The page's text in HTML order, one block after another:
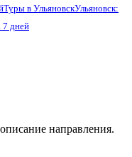
Туры в УльяновскУльяновск:
7 дней
направления.